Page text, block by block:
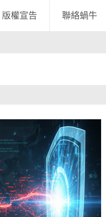
版權宣告 聯絡蝸牛